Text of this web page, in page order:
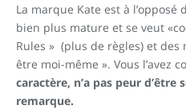
La marque Kate est à l’opposé
bien plus mature et se veut
Rules » (plus de règles) et des
être moi-même ». Vous l’avez
caractère, n’a pas peur d’être
remarque.